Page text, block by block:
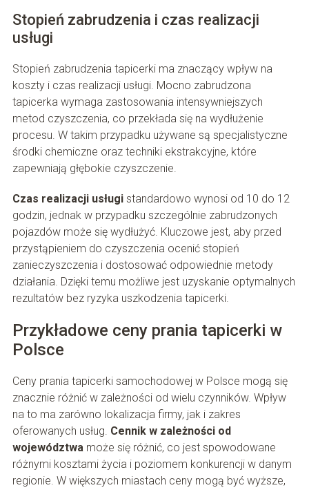
Stopień zabrudzenia i czas realizacji
usługi
Stopień zabrudzenia tapicerki ma znaczący wpływ na
koszty i czas realizacji usługi. Mocno zabrudzona
tapicerka wymaga zastosowania intensywniejszych
metod czyszczenia, co przekłada się na wydłużenie
procesu. W takim przypadku używane są specjalistyczne
środki chemiczne oraz techniki ekstrakcyjne, które
zapewniają głębokie czyszczenie.
Czas realizacji usługistandardowo wynosi od 10 do 12
godzin, jednak w przypadku szczególnie zabrudzonych
pojazdów może się wydłużyć. Kluczowe jest, aby przed
przystąpieniem do czyszczenia ocenić stopień
zanieczyszczenia i dostosować odpowiednie metody
działania. Dzięki temu możliwe jest uzyskanie optymalnych
rezultatów bez ryzyka uszkodzenia tapicerki.
Przykładowe ceny prania tapicerki w
Polsce
Ceny prania tapicerki samochodowej w Polsce mogą się
znacznie różnić w zależności od wielu czynników. Wpływ
na to ma zarówno lokalizacja firmy, jak i zakres
oferowanych usług. Cennik w zależności od
województwamoże się różnić, co jest spowodowane
różnymi kosztami życia i poziomem konkurencji w danym
regionie. W większych miastach ceny mogą być wyższe,